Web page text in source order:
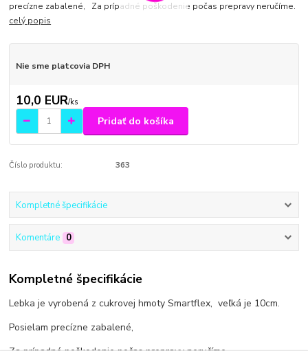
precízne zabalené, Za prípadné poškodenie počas prepravy neručíme.
celý popis
Nie sme platcovia DPH
10,0 EUR/ks
Pridať do košíka
Číslo produktu: 363
Kompletné špecifikácie
Komentáre 0
Kompletné špecifikácie
Lebka je vyrobená z cukrovej hmoty Smartflex, veľká je 10cm.
Posielam precízne zabalené,
Za prípadné poškodenie počas prepravy neručíme.